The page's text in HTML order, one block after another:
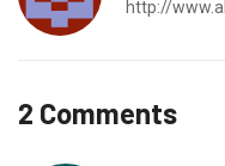
http://
2 Comments